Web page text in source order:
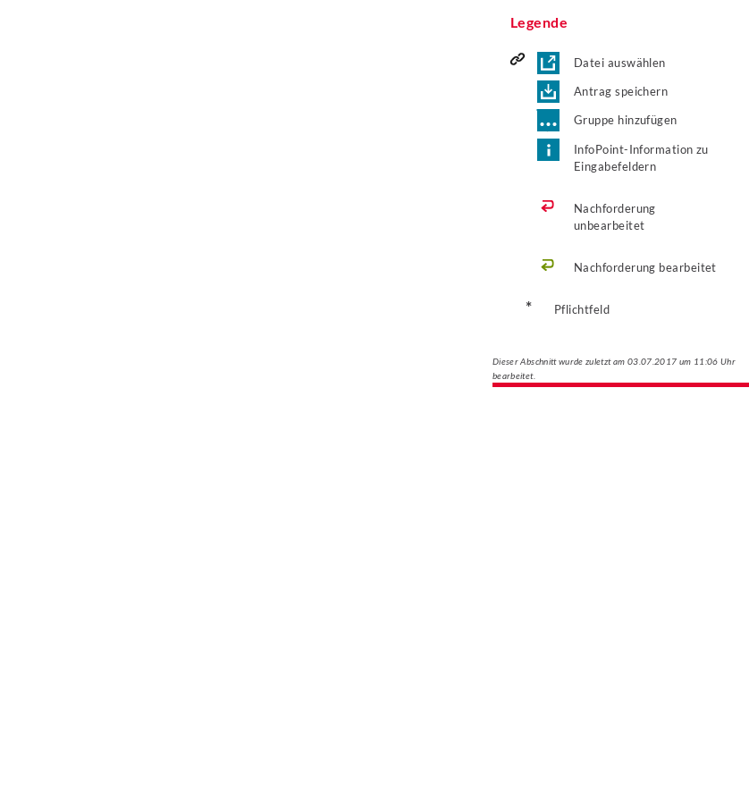
Legende
Datei auswählen
Antrag speichern
Gruppe hinzufügen
InfoPoint-Information zu
Eingabefeldern
Nachforderung
unbearbeitet
Nachforderung bearbeitet
* Pflichtfeld
Dieser Abschnitt wurde zuletzt am 03.07.2017 um 11:06 Uhr
bearbeitet.